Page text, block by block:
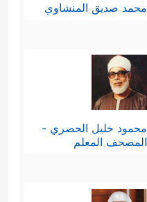
محمد صديق المنشاوي
محمود خليل الحصري -
المصحف المعلم